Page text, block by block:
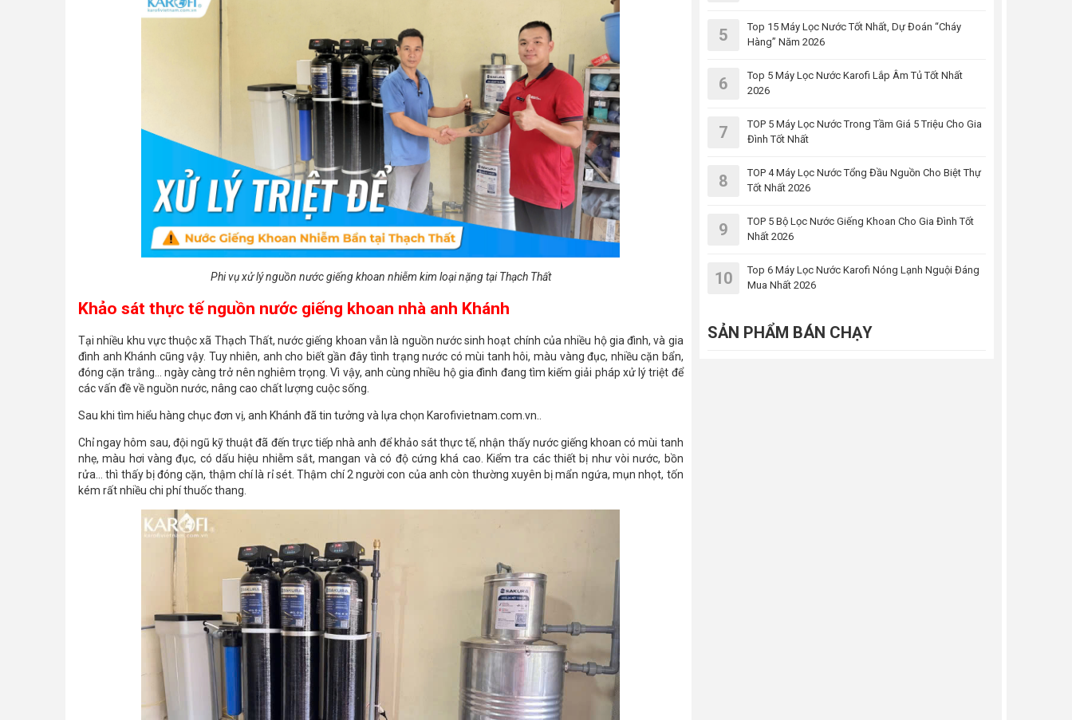
Phi vụ xử lý nguồn nước giếng khoan nhiễm kim loại nặng tại Thạch Thất
Khảo sát thực tế nguồn nước giếng khoan nhà anh Khánh
Tại nhiều khu vực thuộc xã Thạch Thất, nước giếng khoan vẫn là nguồn nước sinh hoạt chính của nhiều hộ gia đình, và gia
đình anh Khánh cũng vậy. Tuy nhiên, anh cho biết gần đây tình trạng nước có mùi tanh hôi, màu vàng đục, nhiều cặn bẩn,
đóng cặn trắng… ngày càng trở nên nghiêm trọng. Vì vậy, anh cùng nhiều hộ gia đình đang tìm kiếm giải pháp xử lý triệt để
các vấn đề về nguồn nước, nâng cao chất lượng cuộc sống.
Sau khi tìm hiểu hàng chục đơn vị, anh Khánh đã tin tưởng và lựa chọn Karofivietnam.com.vn..
Chỉ ngay hôm sau, đội ngũ kỹ thuật đã đến trực tiếp nhà anh để khảo sát thực tế, nhận thấy nước giếng khoan có mùi tanh
nhẹ, màu hơi vàng đục, có dấu hiệu nhiễm sắt, mangan và có độ cứng khá cao. Kiểm tra các thiết bị như vòi nước, bồn
rửa… thì thấy bị đóng cặn, thậm chí là rỉ sét. Thậm chí 2 người con của anh còn thường xuyên bị mẩn ngứa, mụn nhọt, tốn
kém rất nhiều chi phí thuốc thang.
5
Top 15 Máy Lọc Nước Tốt Nhất, Dự Đoán “Cháy
Hàng” Năm 2026
6
Top 5 Máy Lọc Nước Karofi Lắp Âm Tủ Tốt Nhất
2026
7
TOP 5 Máy Lọc Nước Trong Tầm Giá 5 Triệu Cho Gia
Đình Tốt Nhất
8
TOP 4 Máy Lọc Nước Tổng Đầu Nguồn Cho Biệt Thự
Tốt Nhất 2026
9
TOP 5 Bộ Lọc Nước Giếng Khoan Cho Gia Đình Tốt
Nhất 2026
10
Top 6 Máy Lọc Nước Karofi Nóng Lạnh Nguội Đáng
Mua Nhất 2026
SẢN PHẨM BÁN CHẠY